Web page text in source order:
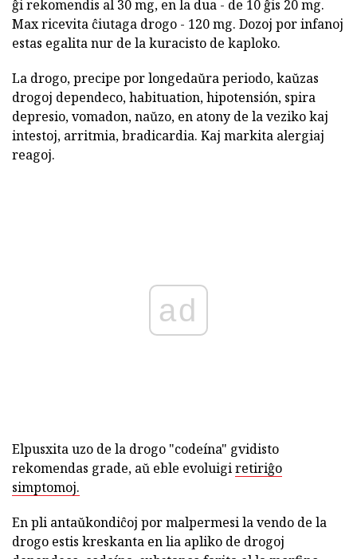
ĝi rekomendis al 30 mg, en la dua - de 10 ĝis 20 mg.
Max ricevita ĉiutaga drogo - 120 mg. Dozoj por infanoj
estas egalita nur de la kuracisto de kaploko.
La drogo, precipe por longedaŭra periodo, kaŭzas
drogoj dependeco, habituation, hipotensión, spira
depresio, vomadon, naŭzo, en atony de la veziko kaj
intestoj, arritmia, bradicardia. Kaj markita alergiaj
reagoj.
ad
Elpusxita uzo de la drogo "codeína" gvidisto
rekomendas grade, aŭ eble evoluigiretiriĝo
simptomoj.
En pli antaŭkondiĉoj por malpermesi la vendo de la
drogo estis kreskanta en lia apliko de drogoj